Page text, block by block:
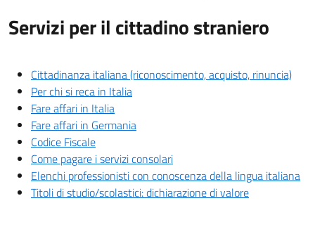
Servizi per il cittadino straniero
Cittadinanza italiana (riconoscimento, acquisto, rinuncia)
Per chi si reca in Italia
Fare affari in Italia
Fare affari in Germania
Codice Fiscale
Come pagare i servizi consolari
Elenchi professionisti con conoscenza della lingua italiana
Titoli di studio/scolastici: dichiarazione di valore